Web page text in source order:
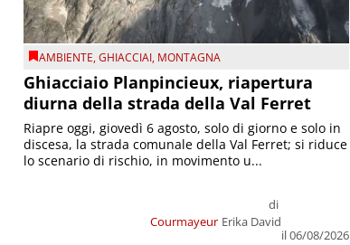
AMBIENTE,GHIACCIAI, MONTAGNA
Ghiacciaio Planpincieux, riapertura
diurna della strada della Val Ferret
Courmayeur
di
Erika David
il 06/08/2026
Riapre oggi, giovedì 6 agosto, solo di giorno e solo in
discesa, la strada comunale della Val Ferret; si riduce
lo scenario di rischio, in movimento u...